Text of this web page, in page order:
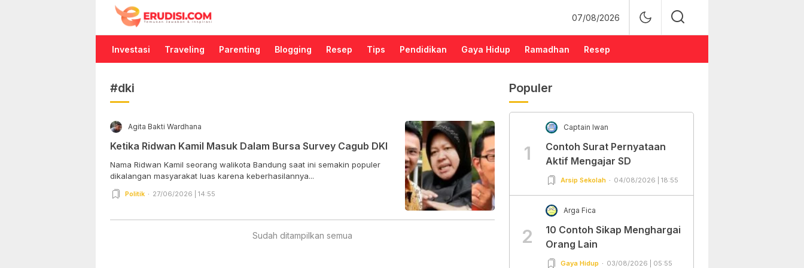
Erudisi
Temukan Jawaban dan Inspirasi
07/08/2026
Investasi Traveling Parenting Blogging Resep Tips Pendidikan Gaya Hidup Ramadhan Resep
#dki
Agita Bakti Wardhana
Ketika Ridwan Kamil Masuk Dalam Bursa Survey Cagub DKI
Nama Ridwan Kamil seorang walikota Bandung saat ini semakin populer
dikalangan masyarakat luas karena keberhasilannya...
Politik 27/06/2026 | 14:55
Sudah ditampilkan semua
Populer
1
Captain Iwan
Contoh Surat Pernyataan
Aktif Mengajar SD
Arsip Sekolah 04/08/2026 | 18:55
2
Arga Fica
10 Contoh Sikap Menghargai
Orang Lain
Gaya Hidup 03/08/2026 | 05:55